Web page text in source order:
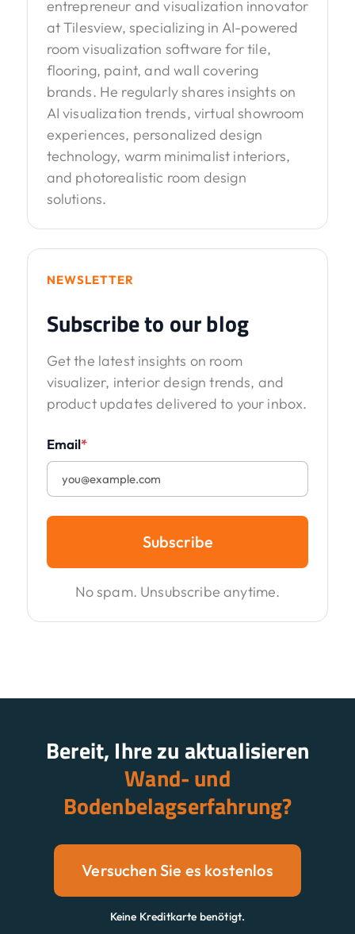
entrepreneur and visualization innovator
at Tilesview, specializing in AI-powered
room visualization software for tile,
flooring, paint, and wall covering
brands. He regularly shares insights on
AI visualization trends, virtual showroom
experiences, personalized design
technology, warm minimalist interiors,
and photorealistic room design
solutions.
NEWSLETTER
Subscribe to our blog
Get the latest insights on room
visualizer, interior design trends, and
product updates delivered to your inbox.
Email*
Subscribe
No spam. Unsubscribe anytime.
Bereit, Ihre zu aktualisieren
Wand- und
Bodenbelagserfahrung?
Versuchen Sie es kostenlos
Keine Kreditkarte benötigt.